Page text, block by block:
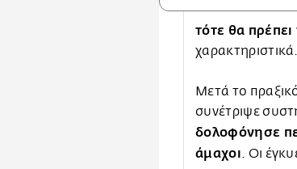
τότε θα πρέπει
χαρακτηριστικά.
Μετά το
συνέτριψε
δολοφόνησε
άμαχοι. Οι